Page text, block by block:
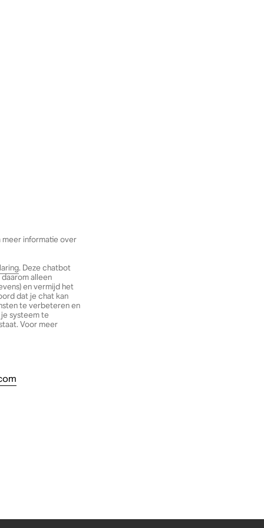
meer informatie over
. Deze chatbot
alleen
en vermijd het
dat je chat kan
te verbeteren en
systeem te
Voor meer